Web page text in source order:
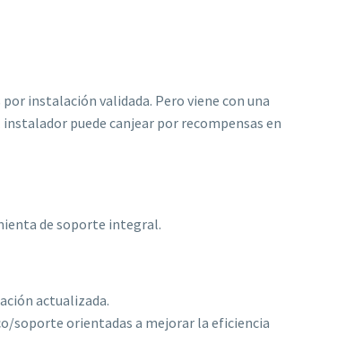
instalación validada. Pero viene con una
puede canjear por recompensas en
de soporte integral.
actualizada.
soporte orientadas a mejorar la eficiencia